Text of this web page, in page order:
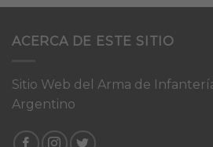
ACERCA DE ESTE SITIO
Sitio Web del Arma de
Argentino